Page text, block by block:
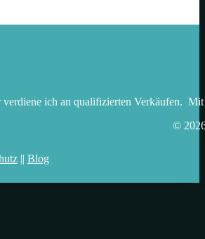
ich an qualifizierten Verkäufen.
©
|| Blog